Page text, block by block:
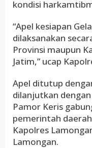
kondisi
“Apel kesiapan
dilaksanakan
Provinsi maupun
Jatim,” ucap
Apel ditutup
dilanjutkan
Pamor Keris
pemerintah
Kapolres
Lamongan.